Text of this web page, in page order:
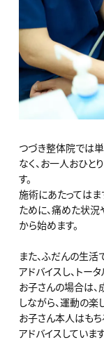
つづき整体院では
なく、お一人おひと
す。
施術にあたっては
ために、痛めた状
から始めます。
また、ふだんの生活
アドバイスし、トー
お子さんの場合は
しながら、運動の楽
お子さん本人はもち
アドバイスしています